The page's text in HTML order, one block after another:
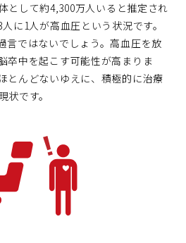
として約4,300万人いると推定され
に1人が高血圧という状況です。
言ではないでしょう。高血圧を放
卒中を起こす可能性が高まりま
とんどないゆえに、積極的に治療
状です。